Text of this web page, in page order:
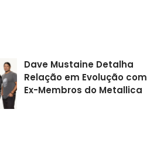
Dave Mustaine Detalha
Relação em Evolução com
Ex-Membros do Metallica